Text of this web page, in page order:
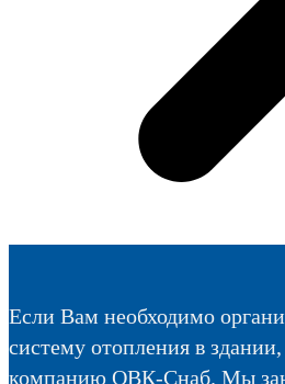
Если Вам необходимо
систему отопления в
компанию ОВК-Снаб. Мы